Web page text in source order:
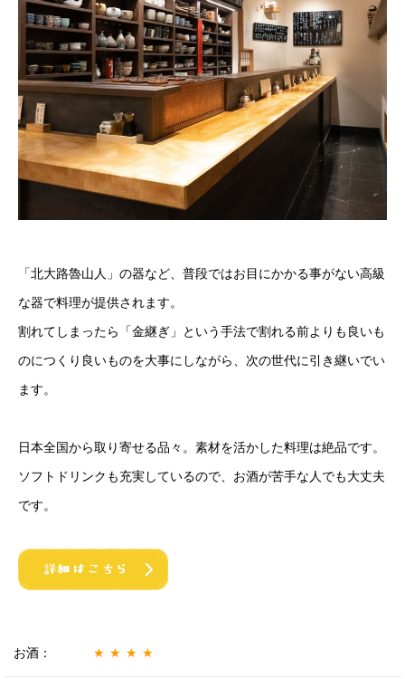
「北大路魯山人」の器など、普段ではお目にかかる事がない高級
な器で料理が提供されます。
割れてしまったら「金継ぎ」という手法で割れる前よりも良いも
のにつくり良いものを大事にしながら、次の世代に引き継いでい
ます。
日本全国から取り寄せる品々。素材を活かした料理は絶品です。
ソフトドリンクも充実しているので、お酒が苦手な人でも大丈夫
です。
お酒： ★★★★